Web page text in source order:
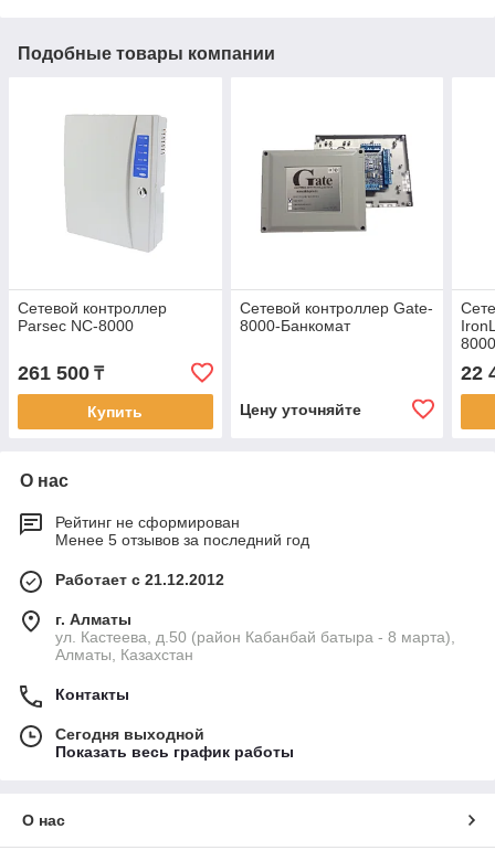
Подобные товары компании
Сетевой контроллер
Parsec NC-8000
261 500 ₸
Купить
Сетевой контроллер Gate-
8000-Банкомат
Цену уточняйте
22
О нас
Рейтинг не сформирован
Менее 5 отзывов за последний год
Работает с 21.12.2012
г. Алматы
ул. Кастеева, д.50 (район Кабанбай батыра - 8 марта),
Алматы, Казахстан
Контакты
Сегодня выходной
Показать весь график работы
О нас